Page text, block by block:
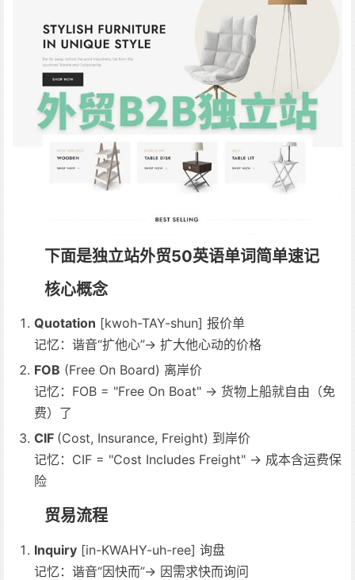
下面是独立站外贸50英语单词简单速记
核心概念
Quotation [kwoh-TAY-shun] 报价单
记忆：谐音“扩他心”→ 扩大他心动的价格
FOB (Free On Board) 离岸价
记忆：FOB = "Free On Boat" → 货物上船就自由（免
费）了
CIF (Cost, Insurance, Freight) 到岸价
记忆：CIF = "Cost Includes Freight" → 成本含运费保
险
贸易流程
Inquiry [in-KWAHY-uh-ree] 询盘
记忆：谐音“因快而”→ 因需求快而询问